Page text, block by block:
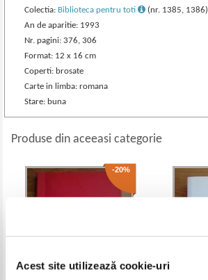
Acest site utilizează cookie-uri
Colectia: Biblioteca pentru toti
(nr. 1385, 1386)
An de aparitie: 1993
Nr. pagini: 376, 306
Format: 12 x 16 cm
Coperti: brosate
Carte in limba: romana
Stare: buna
Produse din aceeasi categorie
-20%